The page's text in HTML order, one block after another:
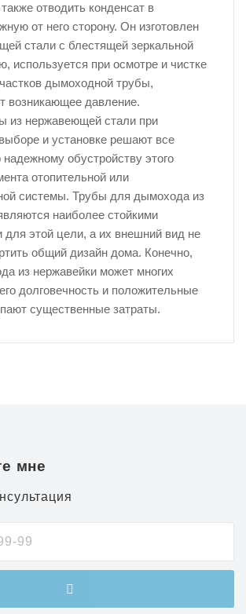
отводить конденсат в
от него сторону. Он изготовлен
стали с блестящей зеркальной
используется при осмотре и чистке
дымоходной трубы,
возникающее давление.
из нержавеющей стали при
и установке решают все
обустройству этого
отопительной или
системы. Трубы для дымохода из
наиболее стойкими
для этой цели, а их внешний вид не
общий дизайн дома. Конечно,
из нержавейки может многих
долговечность и положительные
существенные затраты.
мне